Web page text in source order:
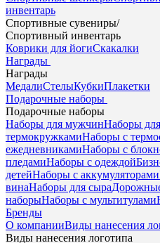
инвентарь
Спортивные сувениры/
Спортивный инвентарь
Коврики для йогиСкакалки
Награды
Награды
МедалиСтелыКубкиПлакетки
Подарочные наборы
Подарочные наборы
Наборы для мужчинНаборы
термокружкамиНаборы с
ежедневникамиНаборы с
пледамиНаборы с одеждой
детейНаборы с аккумуляторами
винаНаборы для сыра
наборыНаборы с мультитулами
Бренды
О компанииВиды нанесения
Виды нанесения логотипа